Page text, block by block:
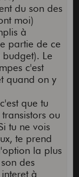
du son des
moi)
à
partie de ce
Le
c'est
quand on y
que tu
ou
tu ne vois
te prend
la plus
des
à